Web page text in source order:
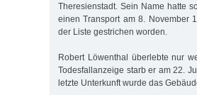
Theresienstadt. Sein Name hatte
einen Transport am 8. November
der Liste gestrichen worden.
Robert Löwenthal überlebte nur
Todesfallanzeige starb er am 22.
letzte Unterkunft wurde das